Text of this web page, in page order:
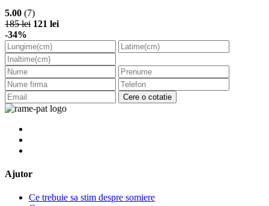
5.00 (7)
185 lei 121 lei
-34%
Cere o cotatie
Ajutor
Ce trebuie sa stim despre somiere